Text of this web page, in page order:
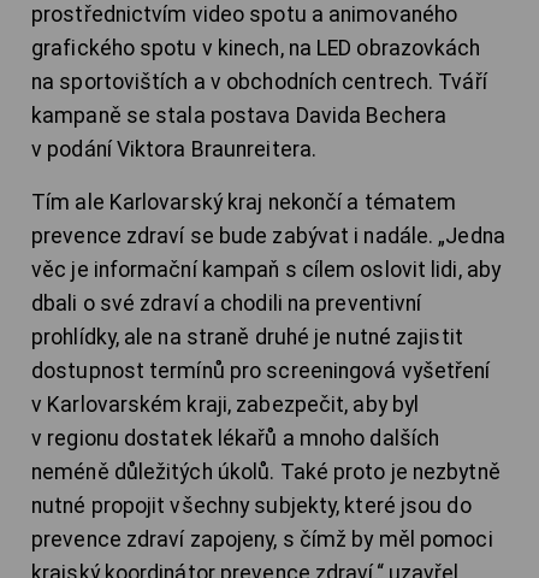
prostřednictvím video spotu a animovaného
grafického spotu v kinech, na LED obrazovkách
na sportovištích a v obchodních centrech. Tváří
kampaně se stala postava Davida Bechera
v podání Viktora Braunreitera.
Tím ale Karlovarský kraj nekončí a tématem
prevence zdraví se bude zabývat i nadále. „Jedna
věc je informační kampaň s cílem oslovit lidi, aby
dbali o své zdraví a chodili na preventivní
prohlídky, ale na straně druhé je nutné zajistit
dostupnost termínů pro screeningová vyšetření
v Karlovarském kraji, zabezpečit, aby byl
v regionu dostatek lékařů a mnoho dalších
neméně důležitých úkolů. Také proto je nezbytně
nutné propojit všechny subjekty, které jsou do
prevence zdraví zapojeny, s čímž by měl pomoci
krajský koordinátor prevence zdraví,“ uzavřel